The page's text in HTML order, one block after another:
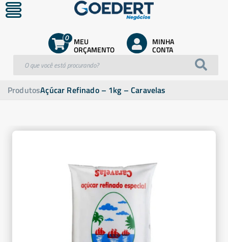
MEU
ORÇAMENTO
0 MINHA
CONTA
ProdutosAçúcar Refinado – 1kg – Caravelas